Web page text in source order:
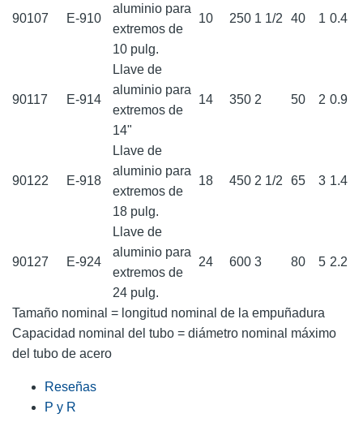
90107 E-910
aluminio para
extremos de
10 pulg.
10 250 1 1/2 40 1 0.4
90117 E-914
Llave de
aluminio para
extremos de
14"
14 350 2 50 2 0.9
90122 E-918
Llave de
aluminio para
extremos de
18 pulg.
18 450 2 1/2 65 3 1.4
90127 E-924
Llave de
aluminio para
extremos de
24 pulg.
24 600 3 80 5 2.2
Tamaño nominal = longitud nominal de la empuñadura
Capacidad nominal del tubo = diámetro nominal máximo
del tubo de acero
Reseñas
P y R